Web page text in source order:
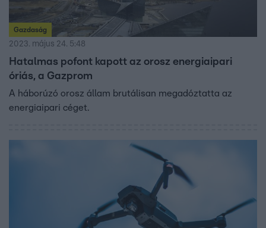
Gazdaság
2023. május 24. 5:48
Hatalmas pofont kapott az orosz energiaipari
óriás, a Gazprom
A háborúzó orosz állam brutálisan megadóztatta az
energiaipari céget.